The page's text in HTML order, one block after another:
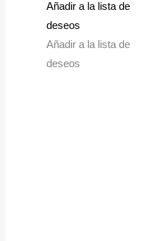
Añadir a la lista de
deseos
Añadir a la lista de
deseos